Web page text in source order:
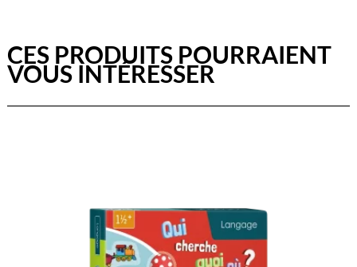
CES PRODUITS POURRAIENT
VOUS INTÉRESSER